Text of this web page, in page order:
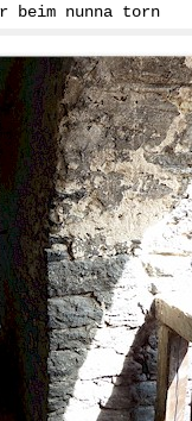
beim nunna torn